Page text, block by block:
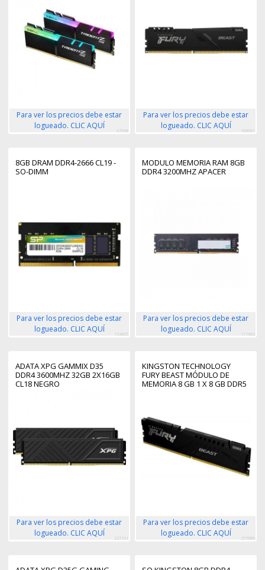
Para ver los precios debe estar
logueado. CLIC AQUÍ
67568
Para ver los precios debe estar
logueado. CLIC AQUÍ
109691
8GB DRAM DDR4-2666 CL19 -
SO-DIMM
Para ver los precios debe estar
logueado. CLIC AQUÍ
153805
MODULO MEMORIA RAM 8GB
DDR4 3200MHZ APACER
Para ver los precios debe estar
logueado. CLIC AQUÍ
171683
ADATA XPG GAMMIX D35
DDR4 3600MHZ 32GB 2X16GB
CL18 NEGRO
Para ver los precios debe estar
logueado. CLIC AQUÍ
227161
KINGSTON TECHNOLOGY
FURY BEAST MÓDULO DE
MEMORIA 8 GB 1 X 8 GB DDR5
Para ver los precios debe estar
logueado. CLIC AQUÍ
257989